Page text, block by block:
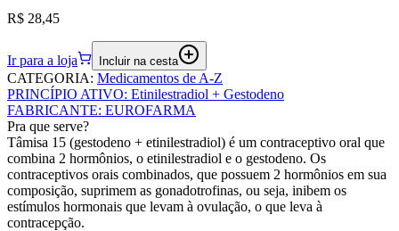
R$ 28,45
Ir para a loja Incluir na cesta
CATEGORIA: Medicamentos de A-Z
PRINCÍPIO ATIVO: Etinilestradiol + Gestodeno
FABRICANTE: EUROFARMA
Pra que serve?
Tâmisa 15 (gestodeno + etinilestradiol) é um contraceptivo oral que
combina 2 hormônios, o etinilestradiol e o gestodeno. Os
contraceptivos orais combinados, que possuem 2 hormônios em sua
composição, suprimem as gonadotrofinas, ou seja, inibem os
estímulos hormonais que levam à ovulação, o que leva à
contracepção.